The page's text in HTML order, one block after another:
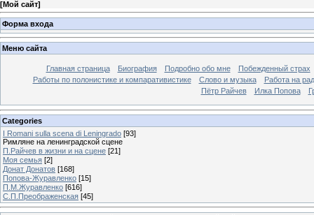
[Мой сайт]
Форма входа
Меню сайта
Главная страница Биография Подробно обо мне
Побежденный страх
Работы по полонистике и компаративистике
Слово и музыка
Работа на
Пётр Райчев
Илка Попова
Categories
I Romani sulla scena di Leningrado [93]
Римляне на ленинградской сцене
П.Райчев в жизни и на сцене [21]
Моя семья [2]
Донат Донатов [168]
Попова-Журавленко [15]
П.М.Журавленко [616]
С.П.Преображенская [45]